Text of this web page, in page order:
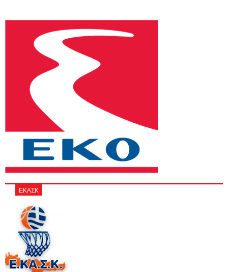
ΕΚΑΣΚ